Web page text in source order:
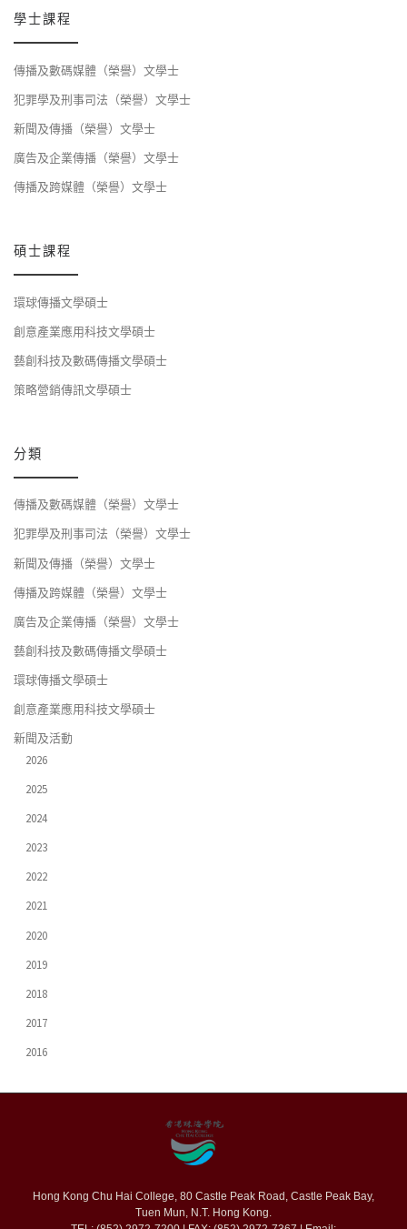
學士課程
傳播及數碼媒體（榮譽）文學士
犯罪學及刑事司法（榮譽）文學士
新聞及傳播（榮譽）文學士
廣告及企業傳播（榮譽）文學士
傳播及跨媒體（榮譽）文學士
碩士課程
環球傳播文學碩士
創意產業應用科技文學碩士
藝創科技及數碼傳播文學碩士
策略營銷傳訊文學碩士
分類
傳播及數碼媒體（榮譽）文學士
犯罪學及刑事司法（榮譽）文學士
新聞及傳播（榮譽）文學士
傳播及跨媒體（榮譽）文學士
廣告及企業傳播（榮譽）文學士
藝創科技及數碼傳播文學碩士
環球傳播文學碩士
創意產業應用科技文學碩士
新聞及活動
2026
2025
2024
2023
2022
2021
2020
2019
2018
2017
2016
Hong Kong Chu Hai College, 80 Castle Peak Road, Castle Peak Bay,
Tuen Mun, N.T. Hong Kong.